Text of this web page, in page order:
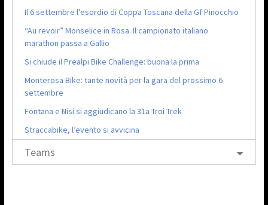
Il 6 settembre l’esordio di Coppa Toscana della Gf Pinocchio
“Au revoir” Monselice in Rosa. Il campionato italiano
marathon passa a Gallio
Si chiude il Prealpi Bike Challenge: buona la prima
Monterosa Bike: tante novità per la gara del prossimo 6
settembre
Fontana e Nisi si aggiudicano la 31a Troi Trek
Straccabike, l’evento si avvicina
Teams